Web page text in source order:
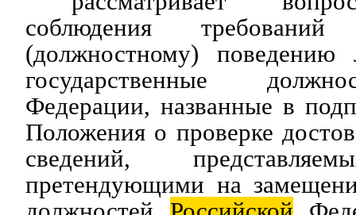
соблюдения
(должностному)
государственные
Федерации, названные в
Положения о проверке
сведений,
претендующими на